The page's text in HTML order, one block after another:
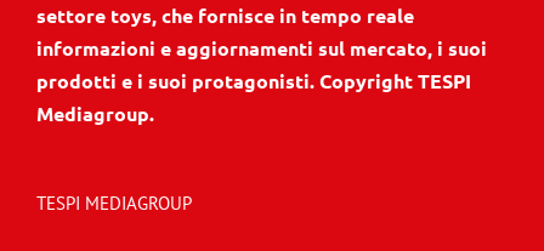
settore toys, che fornisce in tempo reale
informazioni e aggiornamenti sul mercato, i suoi
prodotti e i suoi protagonisti. Copyright TESPI
Mediagroup.
TESPI MEDIAGROUP